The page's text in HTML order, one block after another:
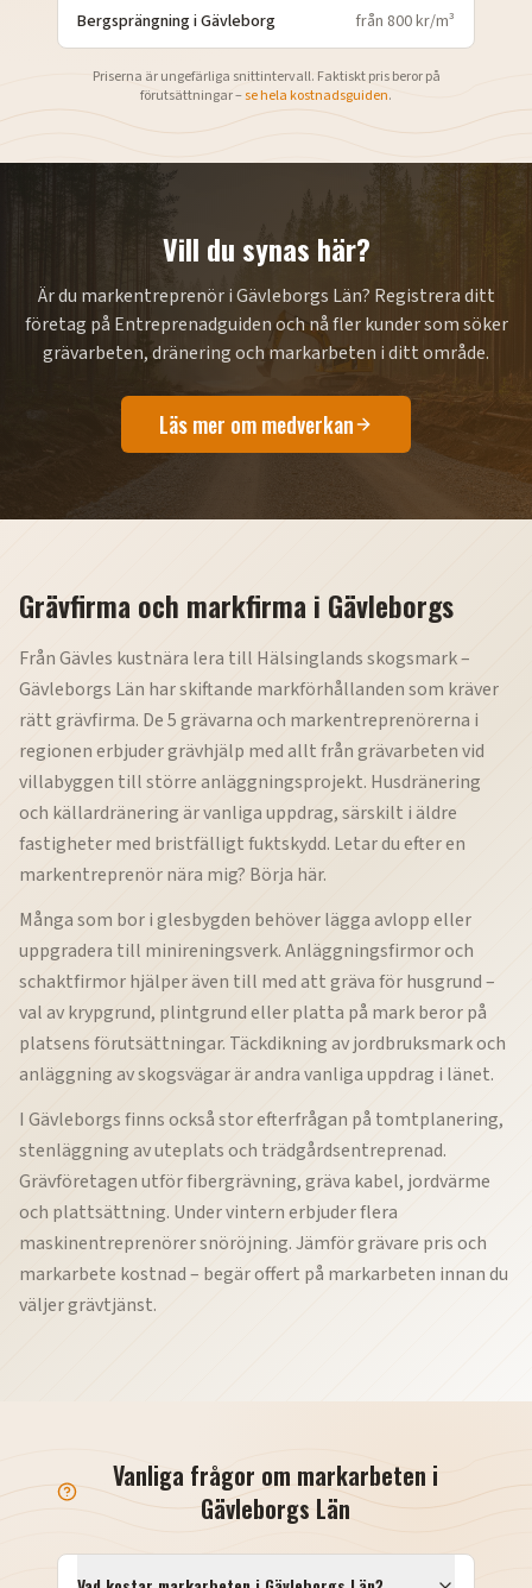
BergsprängningiGävleborg från 800 kr/m³
Priserna är ungefärliga snittintervall. Faktiskt pris beror på
förutsättningar –se hela kostnadsguiden.
Vill du synas här?
Är du markentreprenör iGävleborgs Län? Registrera ditt
företag på Entreprenadguiden och nå fler kunder som söker
grävarbeten, dränering och markarbeten i ditt område.
Läs mer om medverkan
Grävfirma och markfirma i Gävleborgs
Från Gävles kustnära lera till Hälsinglands skogsmark –
Gävleborgs Län har skiftande markförhållanden som kräver
rätt grävfirma. De 5 grävarna och markentreprenörerna i
regionen erbjuder grävhjälp med allt från grävarbeten vid
villabyggen till större anläggningsprojekt. Husdränering
och källardränering är vanliga uppdrag, särskilt i äldre
fastigheter med bristfälligt fuktskydd. Letar du efter en
markentreprenör nära mig? Börja här.
Många som bor i glesbygden behöver lägga avlopp eller
uppgradera till minireningsverk. Anläggningsfirmor och
schaktfirmor hjälper även till med att gräva för husgrund –
val av krypgrund, plintgrund eller platta på mark beror på
platsens förutsättningar. Täckdikning av jordbruksmark och
anläggning av skogsvägar är andra vanliga uppdrag i länet.
I Gävleborgs finns också stor efterfrågan på tomtplanering,
stenläggning av uteplats och trädgårdsentreprenad.
Grävföretagen utför fibergrävning, gräva kabel, jordvärme
och plattsättning. Under vintern erbjuder flera
maskinentreprenörer snöröjning. Jämför grävare pris och
markarbete kostnad – begär offert på markarbeten innan du
väljer grävtjänst.
Vanliga frågor om markarbeten i
Gävleborgs Län